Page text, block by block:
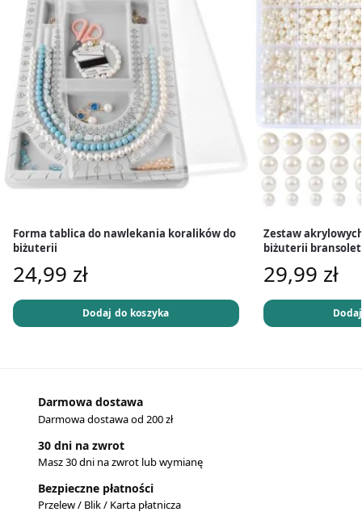
Forma tablica do nawlekania koralików do
biżuterii
24,99 zł
Dodaj do koszyka
Zestaw
biżuterii
29,99 zł
Darmowa dostawa
Darmowa dostawa od 200 zł
30 dni na zwrot
Masz 30 dni na zwrot lub wymianę
Bezpieczne płatności
Przelew / Blik / Karta płatnicza